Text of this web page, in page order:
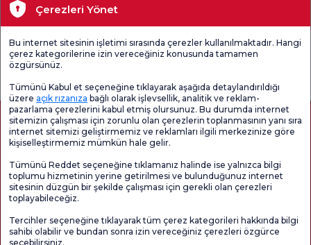
Tıbbi Birimler
Genel
Memnuniyet
Sayfa içeriği sadece bilgilendirme amaçlıdır. Tanı ve tedavi için mutlaka
doktorunuza başvurunuz.
Çerezleri Yönet
Bu internet sitesinin işletimi sırasında çerezler kullanılmaktadır. Hangi
çerez kategorilerine izin vereceğiniz konusunda tamamen
özgürsünüz.
Tümünü Kabul et seçeneğine tıklayarak aşağıda detaylandırıldığı
üzere açık rızanıza bağlı olarak işlevsellik, analitik ve reklam-
pazarlama çerezlerini kabul etmiş olursunuz. Bu durumda internet
sitemizin çalışması için zorunlu olan çerezlerin toplanmasının yanı sıra
internet sitemizi geliştirmemiz ve reklamları ilgili merkezinize göre
kişiselleştirmemiz mümkün hale gelir.
Tümünü Reddet seçeneğine tıklamanız halinde ise yalnızca bilgi
toplumu hizmetinin yerine getirilmesi ve bulunduğunuz internet
sitesinin düzgün bir şekilde çalışması için gerekli olan çerezleri
toplayabileceğiz.
Tercihler seçeneğine tıklayarak tüm çerez kategorileri hakkında bilgi
sahibi olabilir ve bundan sonra izin vereceğiniz çerezleri özgürce
seçebilirsiniz.